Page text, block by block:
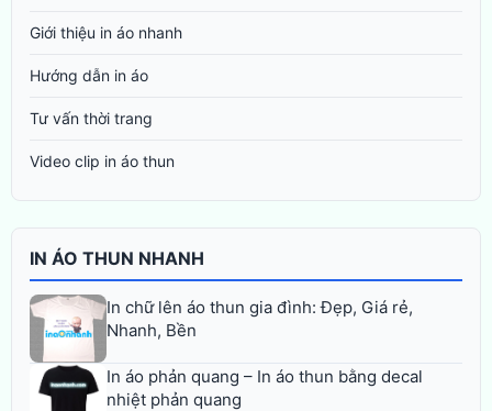
Giới thiệu in áo nhanh
Hướng dẫn in áo
Tư vấn thời trang
Video clip in áo thun
IN ÁO THUN NHANH
In chữ lên áo thun gia đình: Đẹp, Giá rẻ,
Nhanh, Bền
In áo phản quang – In áo thun bằng decal
nhiệt phản quang